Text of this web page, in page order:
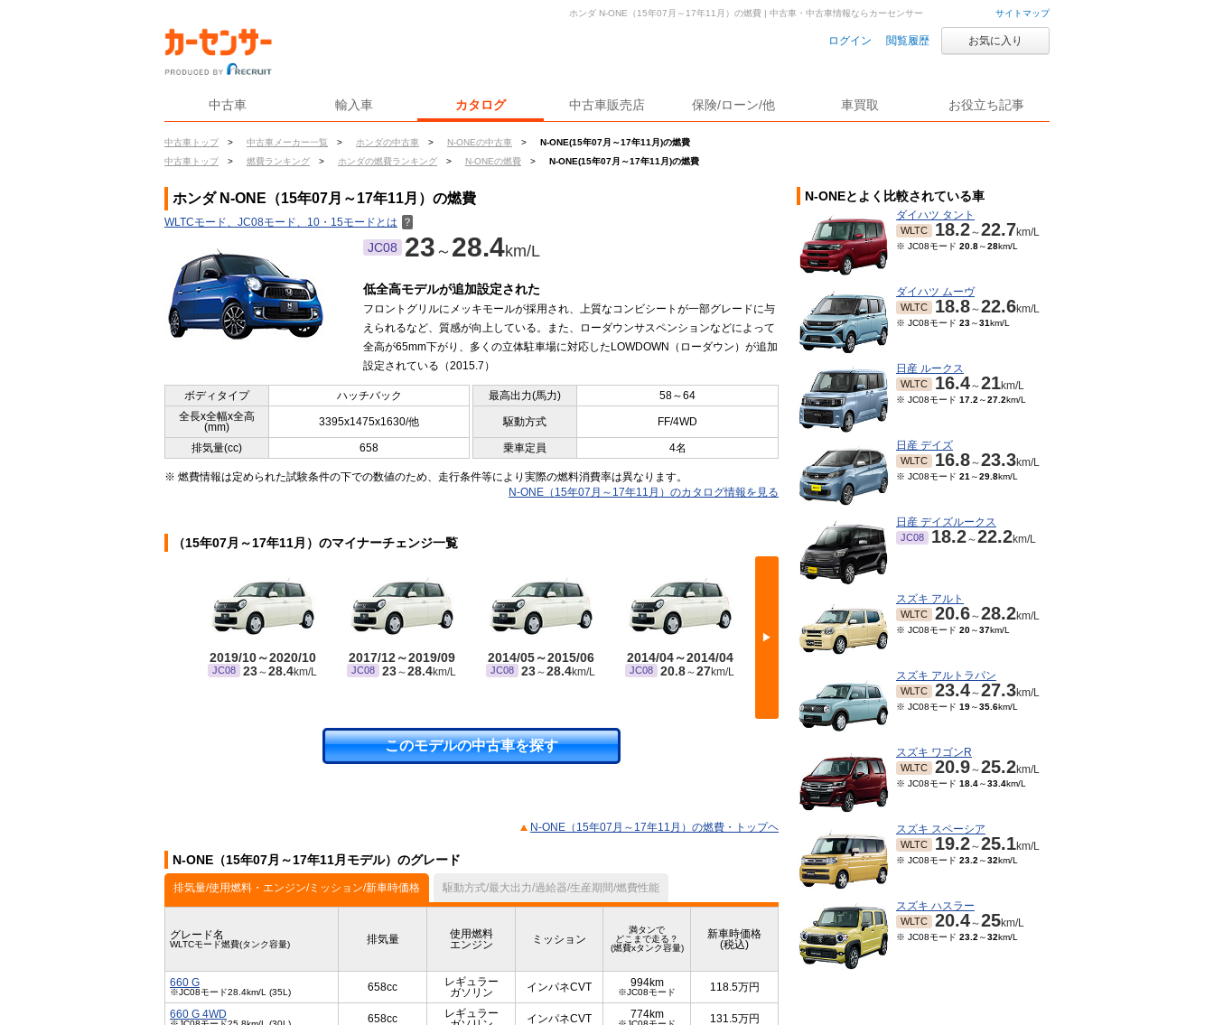
サイトマップ
ログイン 閲覧履歴 お気に入り
中古車 輸入車 カタログ 中古車販売店 保険/ローン/他 車買取 お役立ち記事
中古車トップ > 中古車メーカー一覧 > ホンダの中古車 > N-ONEの中古車 >
N-ONE(15年07月～17年11月)の燃費
中古車トップ
> 燃費ランキング > ホンダの燃費ランキング > N-ONEの燃費 > N-ONE(15年07月～17年11月)の燃費
ホンダ N-ONE（15年07月～17年11月）の燃費 | 中古車・中古車情報ならカーセンサー
ホンダ N-ONE（15年07月～17年11月）の燃費
WLTCモード、JC08モード、10・15モードとは ？
JC08 23 ～ 28.4km/L
低全高モデルが追加設定された
フロントグリルにメッキモールが採用され、上質なコンビシートが一部グレードに与
えられるなど、質感が向上している。また、ローダウンサスペンションなどによって
全高が65mm下がり、多くの立体駐車場に対応したLOWDOWN（ローダウン）が追加
設定されている（2015.7）
ボディタイプ ハッチバック 最高出力(馬力)
58～64
全長x全幅x全高
(mm)
3395x1475x1630/他 駆動方式 FF/4WD
排気量(cc) 658 乗車定員 4名
※ 燃費情報は定められた試験条件の下での数値のため、走行条件等により実際の燃料消費率は異なります。
N-ONE（15年07月～17年11月）のカタログ情報を見る
（15年07月～17年11月）のマイナーチェンジ一覧
▶
2019/10～2020/10
JC08 23～28.4km/L
2017/12～2019/09
JC08 23～28.4km/L
2014/05～2015/06
JC08 23～28.4km/L
2014/04～2014/04
JC08 20.8～27km/L
2012/11～2014/03
このモデルの中古車を探す
N-ONE（15年07月～17年11月）の燃費・トップヘ
N-ONE（15年07月～17年11月モデル）のグレード
排気量/使用燃料・エンジン/ミッション/新車時価格 駆動方式/最大出力/過給器/生産期間/燃費性能
グレード名
WLTCモード燃費(タンク容量) 排気量
使用燃料
エンジン
ミッション
満タンで
どこまで走る？
(燃費xタンク容量)
新車時価格
(税込)
660 G
※JC08モード28.4km/L (35L) 658cc
レギュラー
ガソリン
インパネCVT 994km
※JC08モード 118.5万円
660 G 4WD 658cc
レギュラー
インパネCVT 774km 131.5万円
N-ONEとよく比較されている車
ダイハツ タント
WLTC 18.2～22.7km/L
※ JC08モード 20.8～28km/L
ダイハツ ムーヴ
WLTC 18.8～22.6km/L
※ JC08モード 23～31km/L
日産 ルークス
WLTC 16.4～21km/L
※ JC08モード 17.2 ～27.2km/L
日産 デイズ
WLTC 16.8～23.3km/L
※ JC08モード 21 ～29.8km/L
日産 デイズルークス
JC08 18.2～22.2km/L
スズキ アルト
WLTC 20.6～28.2km/L
※ JC08モード 20～37km/L
スズキ アルトラパン
WLTC 23.4～27.3km/L
※ JC08モード 19～35.6km/L
スズキ ワゴンR
WLTC 20.9～25.2km/L
※ JC08モード 18.4～33.4km/L
スズキ スペーシア
WLTC 19.2～25.1km/L
※ JC08モード 23.2 ～32km/L
スズキ ハスラー
WLTC 20.4～25km/L
※ JC08モード 23.2 ～32km/L